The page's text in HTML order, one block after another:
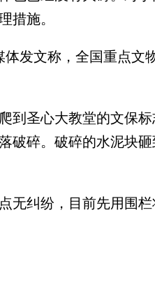
措施。
发文称，全国重点文
圣心大教堂的文保标
破碎。破碎的水泥块
纠纷，目前先用围栏